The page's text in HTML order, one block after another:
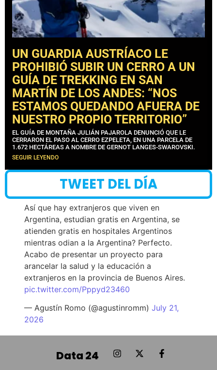
UN GUARDIA AUSTRÍACO LE
PROHIBIÓ SUBIR UN CERRO A UN
GUÍA DE TREKKING EN SAN
MARTÍN DE LOS ANDES: “NOS
ESTAMOS QUEDANDO AFUERA DE
NUESTRO PROPIO TERRITORIO”
EL GUÍA DE MONTAÑA JULIÁN PAJAROLA DENUNCIÓ QUE LE
CERRARON EL PASO AL CERRO EZPELETA, EN UNA PARCELA DE
1.672 HECTÁREAS A NOMBRE DE GERNOT LANGES-SWAROVSKI.
SEGUIR LEYENDO
TWEET DEL DÍA
Así que hay extranjeros que viven en
Argentina, estudian gratis en Argentina, se
atienden gratis en hospitales Argentinos
mientras odian a la Argentina? Perfecto.
Acabo de presentar un proyecto para
arancelar la salud y la educación a
extranjeros en la provincia de Buenos Aires.
pic.twitter.com/Pppyd23460
— Agustín Romo (@agustinromm) July 21,
2026
Data 24